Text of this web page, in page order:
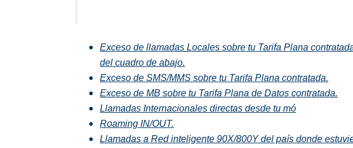
Exceso de llamadas Locales sobre tu Tarifa Plana
del cuadro de abajo.
Exceso de SMS/MMS sobre tu Tarifa Plana contratada.
Exceso de MB sobre tu Tarifa Plana de Datos contratada.
Llamadas Internacionales directas desde tu mó
Roaming IN/OUT.
Llamadas a Red inteligente 90X/800Y del país donde